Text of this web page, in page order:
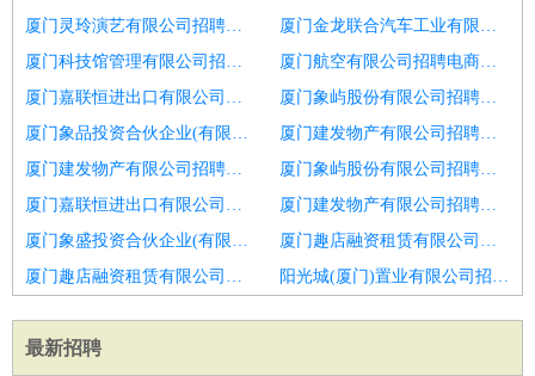
厦门灵玲演艺有限公司招聘应届生
厦门金龙联合汽车工业有限公司招聘机电专家总监
厦门科技馆管理有限公司招聘生产总监
厦门航空有限公司招聘电商客服总监
厦门嘉联恒进出口有限公司招聘财务总监
厦门象屿股份有限公司招聘连锁加盟总监
厦门象品投资合伙企业(有限合伙)招聘产品总监
厦门建发物产有限公司招聘理财总监
厦门建发物产有限公司招聘生管总监
厦门象屿股份有限公司招聘渠道经理
厦门嘉联恒进出口有限公司招聘供应链
厦门建发物产有限公司招聘物业增值服务总监
厦门象盛投资合伙企业(有限合伙)招聘渠道经理
厦门趣店融资租赁有限公司招聘技术研发总监
厦门趣店融资租赁有限公司招聘水利监理总监
阳光城(厦门)置业有限公司招聘宠物食品研发总监
最新招聘